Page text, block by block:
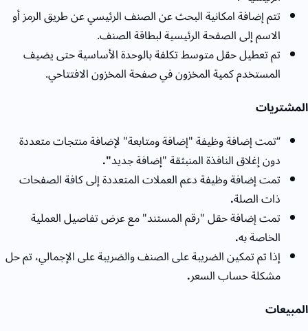
تتم إضافة امكانية البحث عن الصنف الرئيسي عن طريق الرمز أو
الاسم إلى الصفحة الرئيسية لبطاقة الصنف.
تم تعطيل حقل متوسط تكلفة بالوحدة الأساسية حتى يضيف
المستخدم كمية المخزون في صفحة المخزون الافتتاحي.
المشتريات
“تمت إضافة وظيفة "إضافة ومتابعة" لإضافة منتجات متعددة
دون إغلاق النافذة المنبثقة "إضافة جديد".
تمت إضافة وظيفة دعم العملات المتعددة إلى كافة الصفحات
ذات الصلة.
تمت إضافة حقل "رقم المستند" مع عرض تفاصيل العملية
الخاصة به.
إذا تم تمكين الضريبة على الصنف والضريبة على الإجمالي، تم حل
مشكلة حساب السعر.
المبيعات